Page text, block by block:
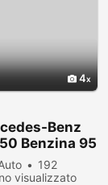
4
Benz
Benzina 95
192
visualizzato